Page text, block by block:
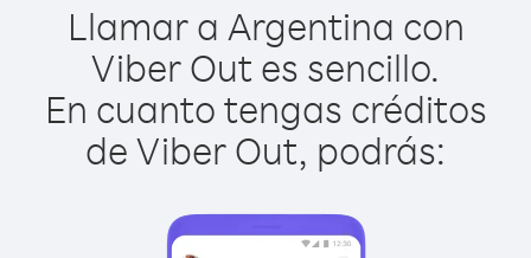
Llamar a Argentina con
Viber Out es sencillo.
En cuanto tengas créditos
de Viber Out, podrás: